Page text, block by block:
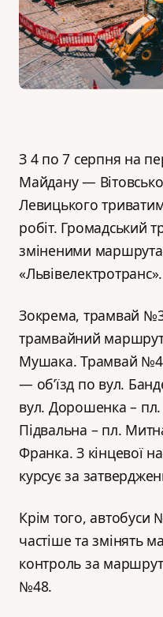
З 4 по 7 серпня на
Майдану —
Левицького
робіт. Громадський
зміненими
«Львівелектротранс».
Зокрема, трамвай
трамвайний
Мушака. Трамвай №4:
— об’їзд по вул.
вул. Дорошенка – пл.
Підвальна – пл.
Франка. З кінцевої
курсує за
Крім того, автобуси
частіше та змінять
контроль за
№48.